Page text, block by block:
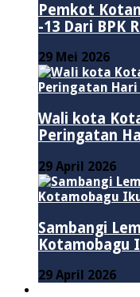
Pemkot
-13 Dari BPK
29 Mei 2026
Wali kota
Peringatan
29 April 2026
Sambangi
Kotamobagu
29 April 2026